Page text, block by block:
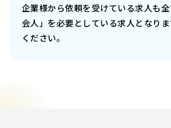
企業様から依頼を受けている求人も
会人」を必要としている求人となり
ください。